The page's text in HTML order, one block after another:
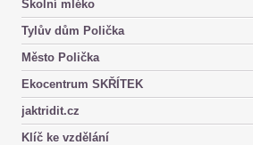
Školní mléko
Tylův dům Polička
Město Polička
Ekocentrum SKŘÍTEK
jaktridit.cz
Klíč ke vzdělání